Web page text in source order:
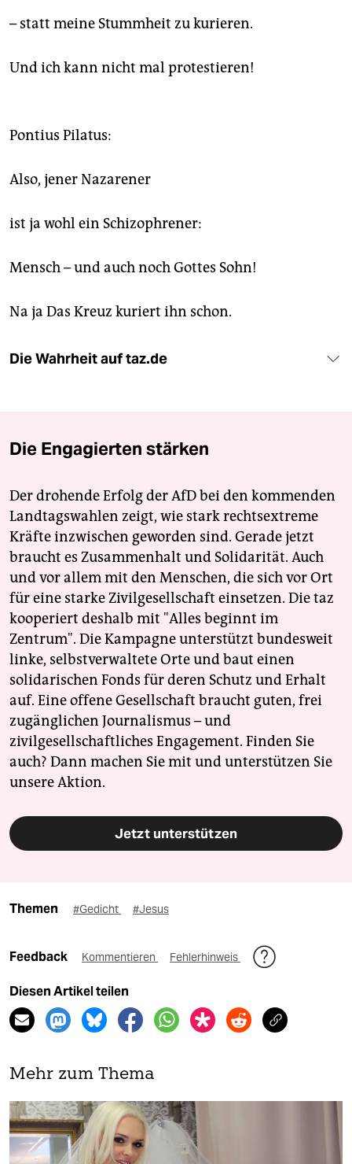
– statt meine Stummheit zu kurieren.
Und ich kann nicht mal protestieren!
Pontius Pilatus:
Also, jener Nazarener
ist ja wohl ein Schizophrener:
Mensch – und auch noch Gottes Sohn!
Na ja Das Kreuz kuriert ihn schon.
Die Wahrheit auf taz.de
Die Engagierten stärken
Der drohende Erfolg der AfD bei den kommenden
Landtagswahlen zeigt, wie stark rechtsextreme
Kräfte inzwischen geworden sind. Gerade jetzt
braucht es Zusammenhalt und Solidarität. Auch
und vor allem mit den Menschen, die sich vor Ort
für eine starke Zivilgesellschaft einsetzen. Die taz
kooperiert deshalb mit "Alles beginnt im
Zentrum". Die Kampagne unterstützt bundesweit
linke, selbstverwaltete Orte und baut einen
solidarischen Fonds für deren Schutz und Erhalt
auf. Eine offene Gesellschaft braucht guten, frei
zugänglichen Journalismus – und
zivilgesellschaftliches Engagement. Finden Sie
auch? Dann machen Sie mit und unterstützen Sie
unsere Aktion.
Jetzt unterstützen
Themen #Gedicht #Jesus
Feedback Kommentieren Fehlerhinweis
Diesen Artikel teilen
Mehr zum Thema